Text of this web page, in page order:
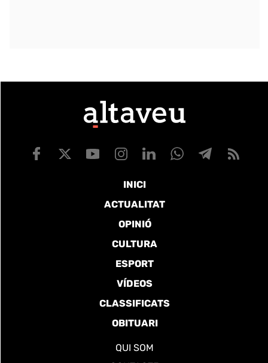
INICI
ACTUALITAT
OPINIÓ
CULTURA
ESPORT
VÍDEOS
CLASSIFICATS
OBITUARI
QUI SOM